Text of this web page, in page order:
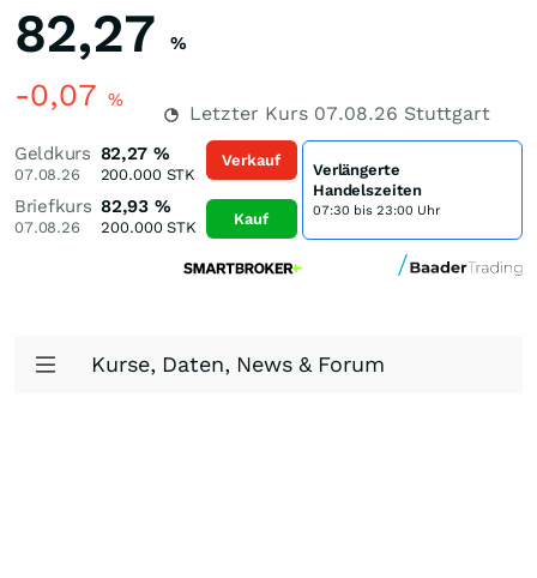
82,27 %
-0,07 %
Letzter Kurs 07.08.26 Stuttgart
Geldkurs
07.08.26
82,27 %
200.000STK
Briefkurs
07.08.26
82,93 %
200.000STK
Verkauf
Kauf
Verlängerte
Handelszeiten
07:30 bis 23:00 Uhr
Kurse, Daten, News & Forum